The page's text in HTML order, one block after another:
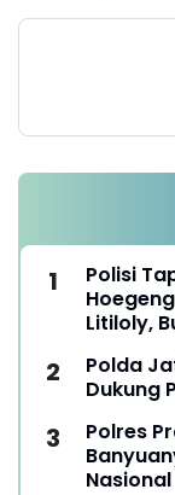
Polisi
Litiloly,
Polda
Dukung
Polres
Nasional